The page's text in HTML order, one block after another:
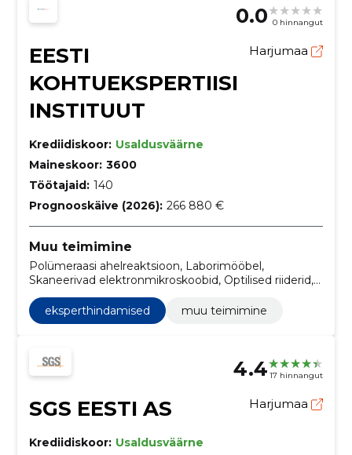
0.0 0 hinnangut
EESTI
KOHTUEKSPERTIISI
INSTITUUT
Harjumaa
Krediidiskoor: Usaldusväärne
Maineskoor: 3600
Töötajaid: 140
Prognooskäive (2026): 266 880 €
Muu teimimine
Polümeraasi ahelreaktsioon, Laborimööbel,
Skaneerivad elektronmikroskoobid, Optilised riiderid,
Surnukuuri külmikud või jääkambrid, Mitmesugused
tarkvarapaketid ja arvutisüsteemid, Failiserverid,
Mootorsõidukid, Meditsiiniseadmed,
eksperthindamised muu teimimine
4.4 17 hinnangut
SGS EESTI AS Harjumaa
Krediidiskoor: Usaldusväärne